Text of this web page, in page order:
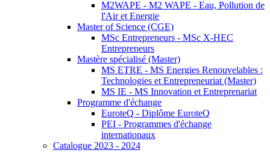
M2WAPE - M2 WAPE - Eau, Pollution de
l'Air et Energie
Master of Science (CGE)
MSc Entrepreneurs - MSc X-HEC
Entrepreneurs
Mastère spécialisé (Master)
MS ETRE - MS Energies Renouvelables :
Technologies et Entrepreneuriat (Master)
MS IE - MS Innovation et Entreprenariat
Programme d'échange
EuroteQ - Diplôme EuroteQ
PEI - Programmes d'échange
internationaux
Catalogue 2023 - 2024